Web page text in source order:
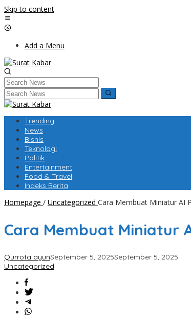
Skip to content
Add a Menu
Trending
News
Bisnis
Teknologi
Politik
Entertainment
Food & Travel
Indeks Berita
Homepage / Uncategorized Cara Membuat Miniatur AI
Cara Membuat Miniatur
Qurrota ayunSeptember 5, 2025September 5, 2025
Uncategorized